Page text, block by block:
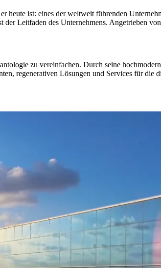
heute ist: eines der weltweit führenden
Leitfaden des Unternehmens. Angetrieben
zu vereinfachen. Durch seine
regenerativen Lösungen und Services für die